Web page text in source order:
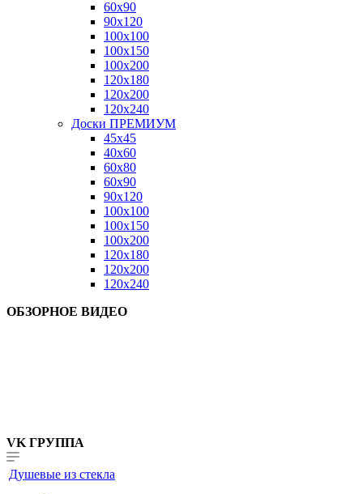
60x90
90x120
100x100
100x150
100x200
120x180
120x200
120x240
Доски ПРЕМИУМ
45x45
40x60
60x80
60x90
90x120
100x100
100x150
100x200
120x180
120x200
120x240
ОБЗОРНОЕ ВИДЕО
VK ГРУППА
Душевые из стекла